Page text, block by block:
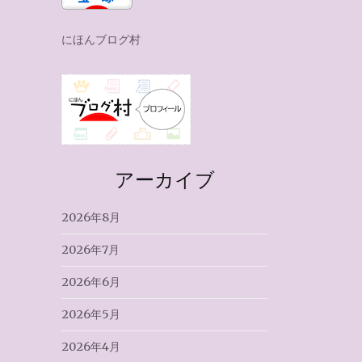
にほんブログ村
アーカイブ
2026年8月
2026年7月
2026年6月
2026年5月
2026年4月